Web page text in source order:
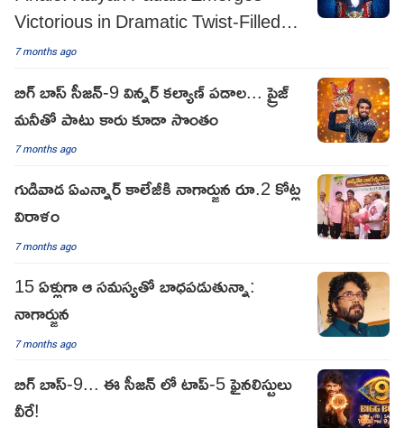
Victorious in Dramatic Twist-Filled
Climax
7 months ago
బిగ్ బాస్ సీజన్-9 విన్నర్ కల్యాణ్ పడాల... ప్రైజ్
మనీతో పాటు కారు కూడా సొంతం
7 months ago
గుడివాడ ఏఎన్నార్ కాలేజీకి నాగార్జున రూ.2 కోట్ల
విరాళం
7 months ago
15 ఏళ్లుగా ఆ సమస్యతో బాధపడుతున్నా:
నాగార్జున
7 months ago
బిగ్ బాస్-9... ఈ సీజన్ లో టాప్-5 ఫైనలిస్టులు
వీరే!